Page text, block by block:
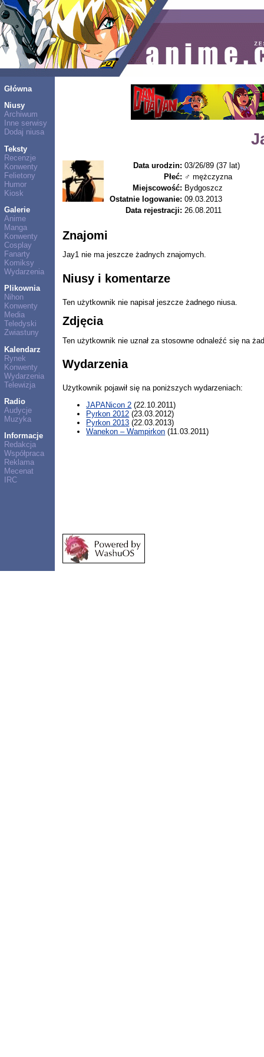
Główna
Niusy
Archiwum
Inne serwisy
Dodaj niusa
Teksty
Recenzje
Konwenty
Felietony
Humor
Kiosk
Galerie
Anime
Manga
Konwenty
Cosplay
Fanarty
Komiksy
Wydarzenia
Plikownia
Nihon
Konwenty
Media
Teledyski
Zwiastuny
Kalendarz
Rynek
Konwenty
Wydarzenia
Telewizja
Radio
Audycje
Muzyka
Informacje
Redakcja
Współpraca
Reklama
Mecenat
IRC
Data urodzin: 03/26/89 (37 lat)
Płeć: ♂ mężczyzna
Miejscowość: Bydgoszcz
Ostatnie logowanie: 09.03.2013
Data rejestracji: 26.08.2011
Znajomi
Jay1 nie ma jeszcze żadnych znajomych.
Niusy i komentarze
Ten użytkownik nie napisał jeszcze żadnego niusa.
Zdjęcia
Ten użytkownik nie uznał za stosowne odnaleźć się na
Wydarzenia
Użytkownik pojawił się na poniższych wydarzeniach:
JAPANicon 2 (22.10.2011)
Pyrkon 2012 (23.03.2012)
Pyrkon 2013 (22.03.2013)
Wanekon – Wampirkon (11.03.2011)